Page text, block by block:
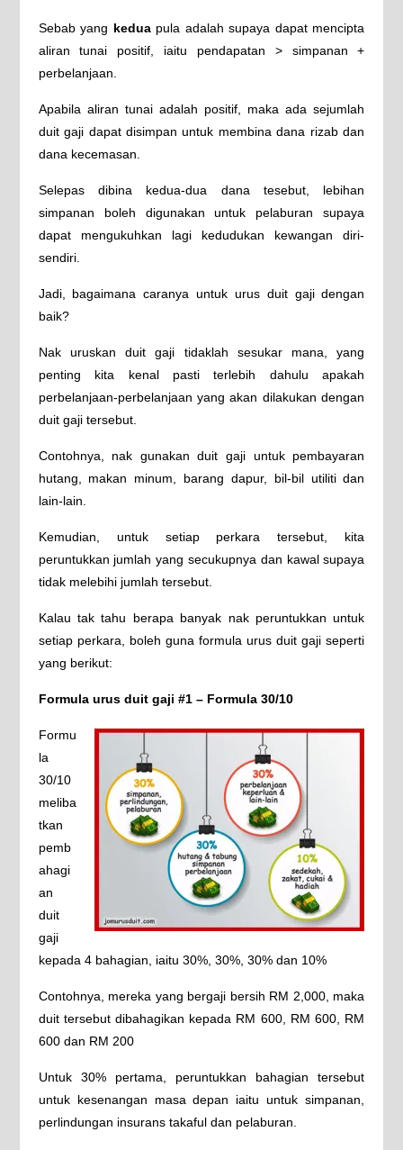
Sebab yang keduapula adalah supaya dapat mencipta
aliran tunai positif, iaitu pendapatan > simpanan +
perbelanjaan.
Apabila aliran tunai adalah positif, maka ada sejumlah
duit gaji dapat disimpan untuk membina dana rizab dan
dana kecemasan.
Selepas dibina kedua-dua dana tesebut, lebihan
simpanan boleh digunakan untuk pelaburan supaya
dapat mengukuhkan lagi kedudukan kewangan diri-
sendiri.
Jadi, bagaimana caranya untuk urus duit gaji dengan
baik?
Nak uruskan duit gaji tidaklah sesukar mana, yang
penting kita kenal pasti terlebih dahulu apakah
perbelanjaan-perbelanjaan yang akan dilakukan dengan
duit gaji tersebut.
Contohnya, nak gunakan duit gaji untuk pembayaran
hutang, makan minum, barang dapur, bil-bil utiliti dan
lain-lain.
Kemudian, untuk setiap perkara tersebut, kita
peruntukkan jumlah yang secukupnya dan kawal supaya
tidak melebihi jumlah tersebut.
Kalau tak tahu berapa banyak nak peruntukkan untuk
setiap perkara, boleh guna formula urus duit gaji seperti
yang berikut:
Formula urus duit gaji #1 – Formula 30/10
Formu
la
30/10
meliba
tkan
pemb
ahagi
an
duit
gaji
kepada 4 bahagian, iaitu 30%, 30%, 30% dan 10%
Contohnya, mereka yang bergaji bersih RM 2,000, maka
duit tersebut dibahagikan kepada RM 600, RM 600, RM
600 dan RM 200
Untuk 30% pertama, peruntukkan bahagian tersebut
untuk kesenangan masa depan iaitu untuk simpanan,
perlindungan insurans takaful dan pelaburan.